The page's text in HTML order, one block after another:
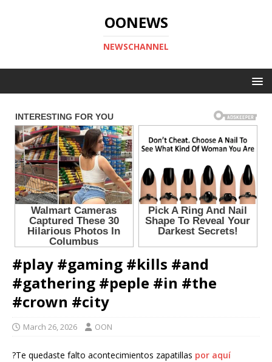
OONEWS
NEWSCHANNEL
#play #gaming #kills #and
#gathering #peple #in #the
#crown #city
March 26, 2026 OON
?Te quedaste falto acontecimientos zapatillas por aquí